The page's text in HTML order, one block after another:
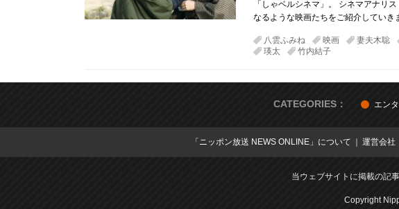
「しゃベルシネマ」。 シネマアナリ
なるような映画たちをご紹介してい
八雲ふみね 映画 妻夫木聡
瑛太
竹内結子
CATEGORIES： エン
「ニッポン放送 NEWS ONLINE」について 運営会社
当ウェブサイトに掲載の記
Copyright